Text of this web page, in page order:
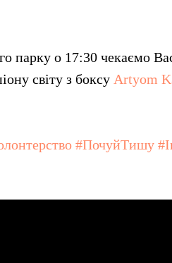
парку о 17:30 чекаємо
світу з боксу Artyom
#ПочуйТишу